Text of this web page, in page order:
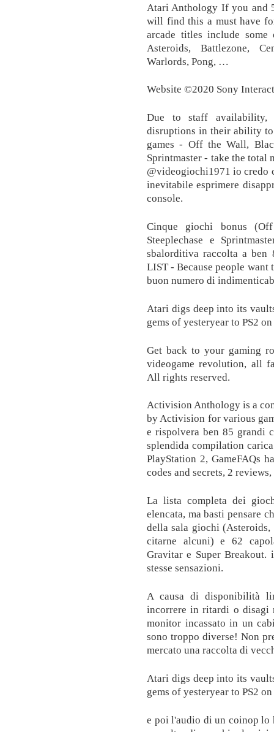
Atari Anthology If you and
will find this a must have
arcade titles include
Asteroids, Battlezone,
Warlords, Pong, …
Website ©2020 Sony
Due to staff availability,
disruptions in their ability
games - Off the Wall,
Sprintmaster - take the
@videogiochi1971 io credo
inevitabile esprimere
console.
Cinque giochi bonus
Steeplechase e
sbalorditiva raccolta a ben
LIST - Because people
buon numero di
Atari digs deep into its
gems of yesteryear to PS2
Get back to your gaming
videogame revolution, all
All rights reserved.
Activision Anthology is a
by Activision for various
e rispolvera ben 85 grandi
splendida compilation
PlayStation 2, GameFAQs
codes and secrets, 2
La lista completa dei
elencata, ma basti pensare
della sala giochi
citarne alcuni) e 62
Gravitar e Super
stesse sensazioni.
A causa di disponibilità
incorrere in ritardi o disagi
monitor incassato in un
sono troppo diverse! Non
mercato una raccolta di
Atari digs deep into its
gems of yesteryear to PS2
e poi l'audio di un coinop lo